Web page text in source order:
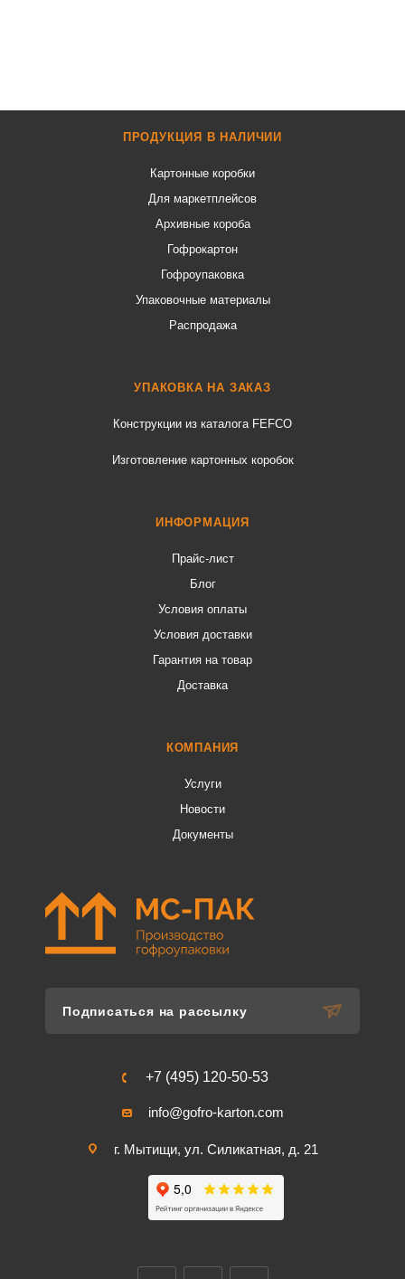
ПРОДУКЦИЯ В НАЛИЧИИ
Картонные коробки
Для маркетплейсов
Архивные короба
Гофрокартон
Гофроупаковка
Упаковочные материалы
Распродажа
УПАКОВКА НА ЗАКАЗ
Конструкции из каталога FEFCO
Изготовление картонных коробок
ИНФОРМАЦИЯ
Прайс-лист
Блог
Условия оплаты
Условия доставки
Гарантия на товар
Доставка
КОМПАНИЯ
Услуги
Новости
Документы
Подписаться на рассылку
+7 (495) 120-50-53
info@gofro-karton.com
г. Мытищи, ул. Силикатная, д. 21